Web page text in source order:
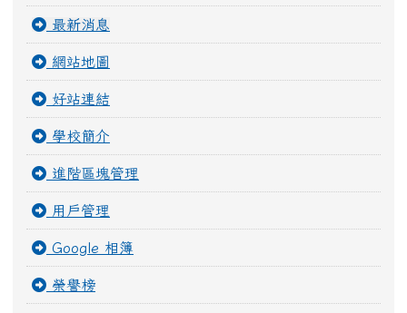
最新消息
網站地圖
好站連結
學校簡介
進階區塊管理
用戶管理
Google 相簿
榮譽榜